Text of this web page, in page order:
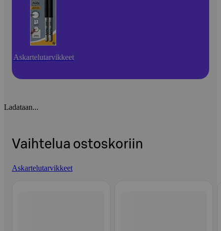
Askartelutarvikkeet
Ladataan...
Vaihtelua ostoskoriin
Askartelutarvikkeet